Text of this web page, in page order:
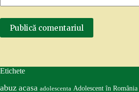
Publică comentariul
Etichete
abuz acasa adolescenta Adolescent în România